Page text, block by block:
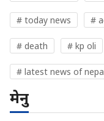
# today news #
# death # kp oli
# latest news of
मेनु